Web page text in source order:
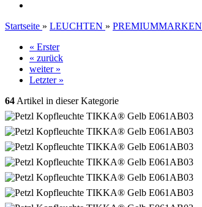
Startseite » LEUCHTEN » PREMIUMMARKEN
« Erster
« zurück
weiter »
Letzter »
64 Artikel in dieser Kategorie